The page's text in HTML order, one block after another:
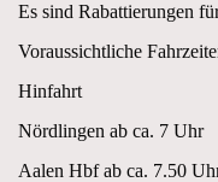
Es sind Rabattierungen
Voraussichtliche
Hinfahrt
Nördlingen ab ca. 7 Uhr
Aalen Hbf ab ca. 7.50